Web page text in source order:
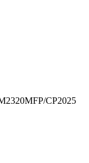
CP2025